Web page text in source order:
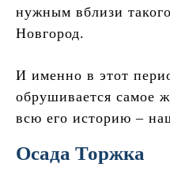
нужным вблизи
Новгород.
И именно в этот
обрушивается самое
всю его историю –
Осада Торжка